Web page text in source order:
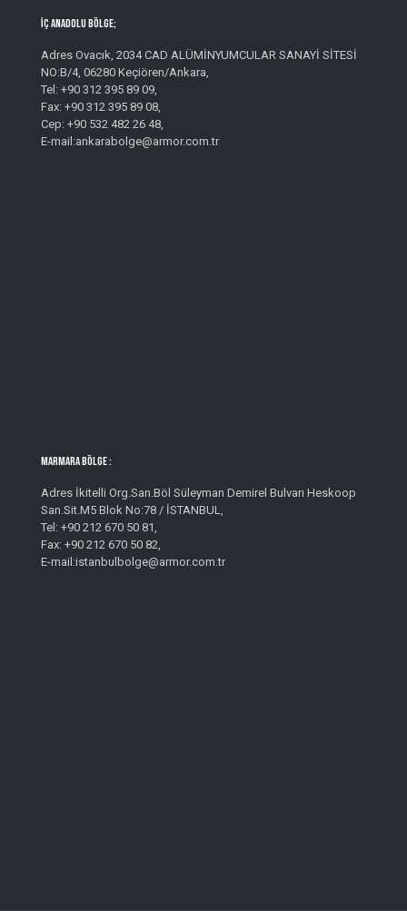
İç Anadolu Bölge;
Adres Ovacık, 2034 CAD ALÜMİNYUMCULAR SANAYİ SİTESİ
NO:B/4, 06280 Keçiören/Ankara,
Tel: +90 312 395 89 09,
Fax: +90 312 395 89 08,
Cep: +90 532 482 26 48,
E-mail:ankarabolge@armor.com.tr
MARMARA BÖLGE :
Adres İkitelli Org.San.Böl Süleyman Demirel Bulvarı Heskoop
San.Sit.M5 Blok No:78 / İSTANBUL,
Tel: +90 212 670 50 81,
Fax: +90 212 670 50 82,
E-mail:istanbulbolge@armor.com.tr